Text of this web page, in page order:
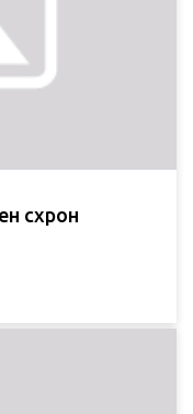
схрон